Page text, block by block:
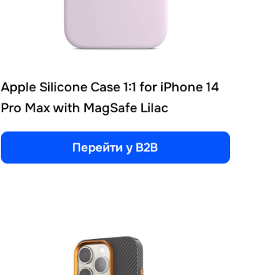
Apple Silicone Case 1:1 for iPhone 14
Pro Max with MagSafe Lilac
Перейти у B2B